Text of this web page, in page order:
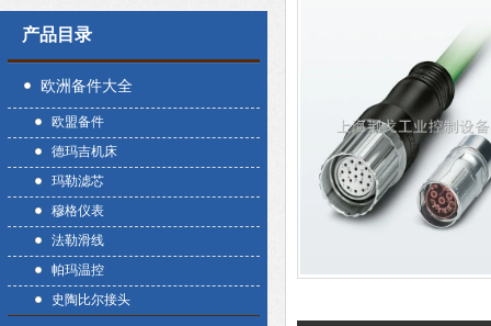
产品目录
欧洲备件大全
欧盟备件
德玛吉机床
玛勒滤芯
穆格仪表
法勒滑线
帕玛温控
史陶比尔接头